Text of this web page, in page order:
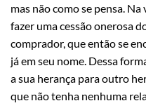
mas não como se pensa.
fazer uma cessão onerosa
comprador, que então se
já em seu nome. Dessa
a sua herança para outro
que não tenha nenhuma